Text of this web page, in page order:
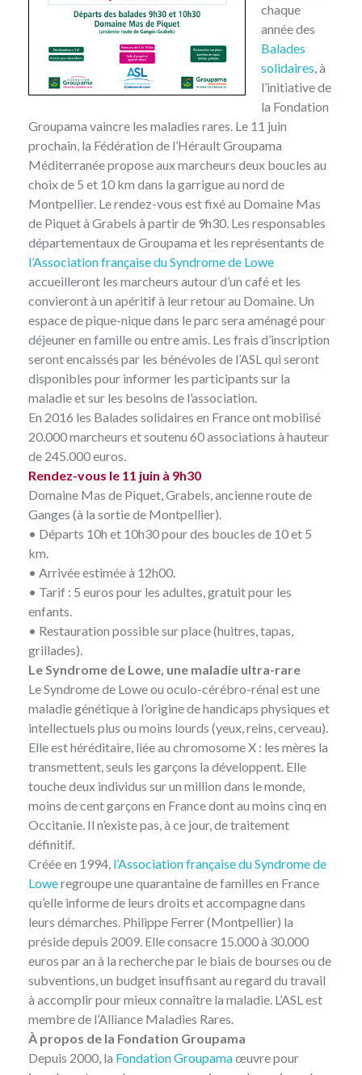
chaque
année des
Balades
solidaires , à
l’initiative de
la Fondation
Groupama vaincre les maladies rares. Le 11 juin
prochain, la Fédération de l’Hérault Groupama
Méditerranée propose aux marcheurs deux boucles au
choix de 5 et 10 km dans la garrigue au nord de
Montpellier. Le rendez-vous est fixé au Domaine Mas
de Piquet à Grabels à partir de 9h30. Les responsables
départementaux de Groupama et les représentants de
l’Association française du Syndrome de Lowe
accueilleront les marcheurs autour d’un café et les
convieront à un apéritif à leur retour au Domaine. Un
espace de pique-nique dans le parc sera aménagé pour
déjeuner en famille ou entre amis. Les frais d’inscription
seront encaissés par les bénévoles de l’ASL qui seront
disponibles pour informer les participants sur la
maladie et sur les besoins de l’association.
En 2016 les Balades solidaires en France ont mobilisé
20.000 marcheurs et soutenu 60 associations à hauteur
de 245.000 euros.
Rendez-vous le 11 juin à 9h30
Domaine Mas de Piquet, Grabels, ancienne route de
Ganges (à la sortie de Montpellier).
• Départs 10h et 10h30 pour des boucles de 10 et 5
km.
• Arrivée estimée à 12h00.
• Tarif : 5 euros pour les adultes, gratuit pour les
enfants.
• Restauration possible sur place (huitres, tapas,
grillades).
Le Syndrome de Lowe, une maladie ultra-rare
Le Syndrome de Lowe ou oculo-cérébro-rénal est une
maladie génétique à l’origine de handicaps physiques et
intellectuels plus ou moins lourds (yeux, reins, cerveau).
Elle est héréditaire, liée au chromosome X : les mères la
transmettent, seuls les garçons la développent. Elle
touche deux individus sur un million dans le monde,
moins de cent garçons en France dont au moins cinq en
Occitanie. Il n’existe pas, à ce jour, de traitement
définitif.
Créée en 1994, l’Association française du Syndrome de
Loweregroupe une quarantaine de familles en France
qu’elle informe de leurs droits et accompagne dans
leurs démarches. Philippe Ferrer (Montpellier) la
préside depuis 2009. Elle consacre 15.000 à 30.000
euros par an à la recherche par le biais de bourses ou de
subventions, un budget insuffisant au regard du travail
à accomplir pour mieux connaître la maladie. L’ASL est
membre de l’Alliance Maladies Rares.
À propos de la Fondation Groupama
Depuis 2000, la Fondation Groupamaœuvre pour